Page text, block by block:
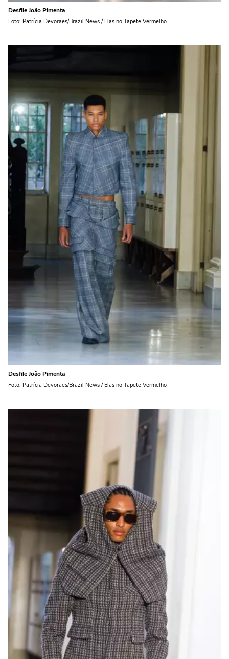
Desfile João Pimenta
Foto: Patrícia Devoraes/Brazil News / Elas no Tapete Vermelho
Desfile João Pimenta
Foto: Patrícia Devoraes/Brazil News / Elas no Tapete Vermelho